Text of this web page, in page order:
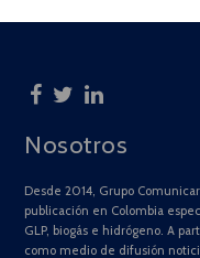
Nosotros
Desde 2014, Grupo
publicación en Colombia
GLP, biogás e hidrógeno. A
como medio de difusión